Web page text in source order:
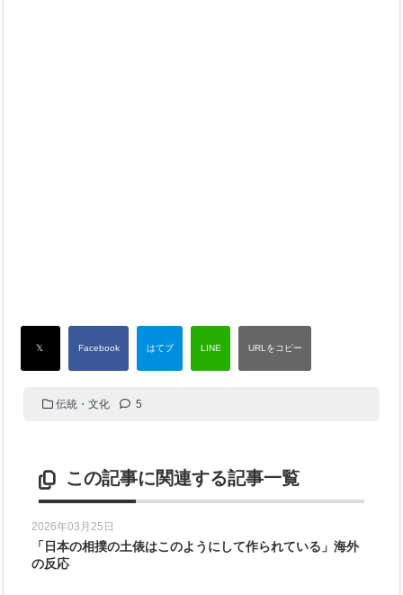
伝統・文化 5
この記事に関連する記事一覧
2026年03月25日
「日本の相撲の土俵はこのようにして作られている」海外
の反応